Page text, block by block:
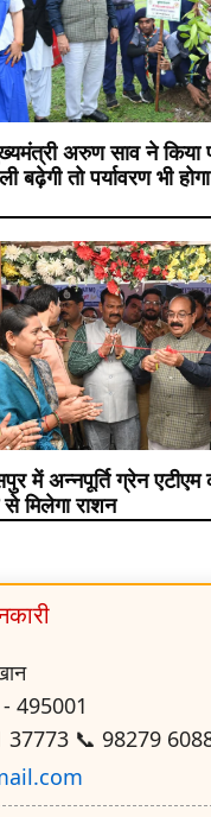
अरुण साव ने किया
बढ़ेगी तो पर्यावरण भी
में अन्नपूर्ति ग्रेन
मिलेगा राशन
- 495001
37773 📞 98279